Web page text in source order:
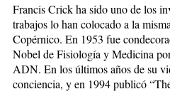
Francis Crick ha sido uno de los
trabajos lo han colocado a la
Copérnico. En 1953 fue
Nobel de Fisiología y Medicina
ADN. En los últimos años de su
conciencia, y en 1994 publicó